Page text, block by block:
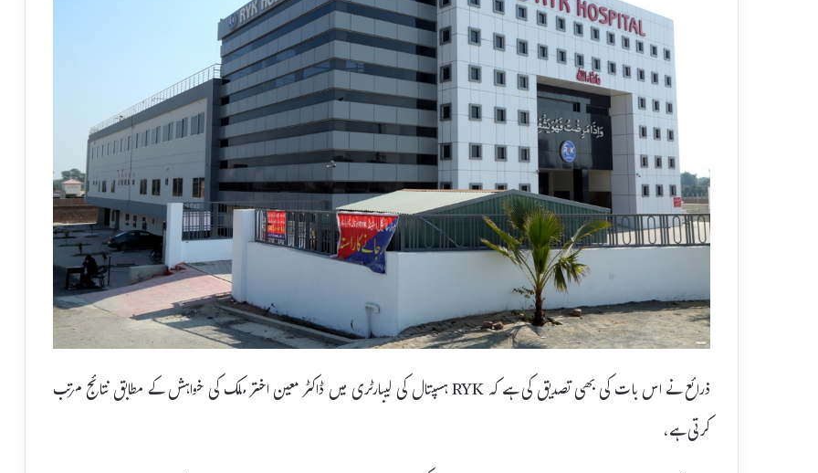
ذرائع نے اس بات کی بھی تصدیق کی ہے کہ RYK ہسپتال کی لیبارٹری میں ڈاکٹر معین اختر ملک کی خواہش کے مطابق نتائج مرتب
کرتی ہے،